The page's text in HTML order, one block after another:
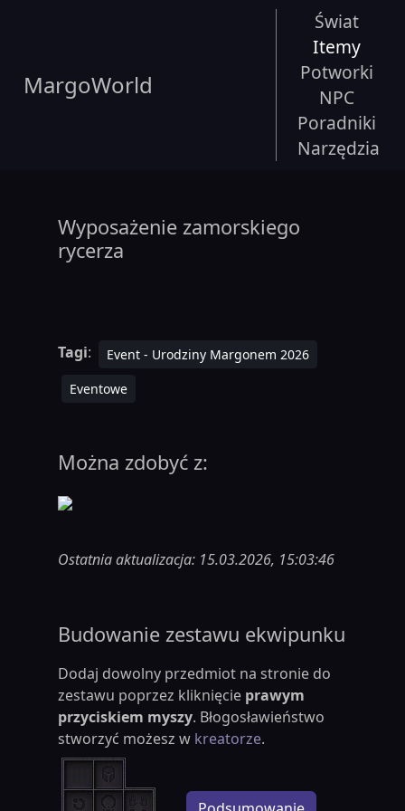
MargoWorld
Świat
Itemy
Potworki
NPC
Poradniki
Narzędzia
Wyposażenie zamorskiego
rycerza
Tagi:
Event - Urodziny Margonem 2026
Eventowe
Można zdobyć z:
Ostatnia aktualizacja: 15.03.2026, 15:03:46
Budowanie zestawu ekwipunku
Dodaj dowolny przedmiot na stronie do
zestawu poprzez kliknięcie prawym
przyciskiem myszy. Błogosławieństwo
stworzyć możesz w kreatorze.